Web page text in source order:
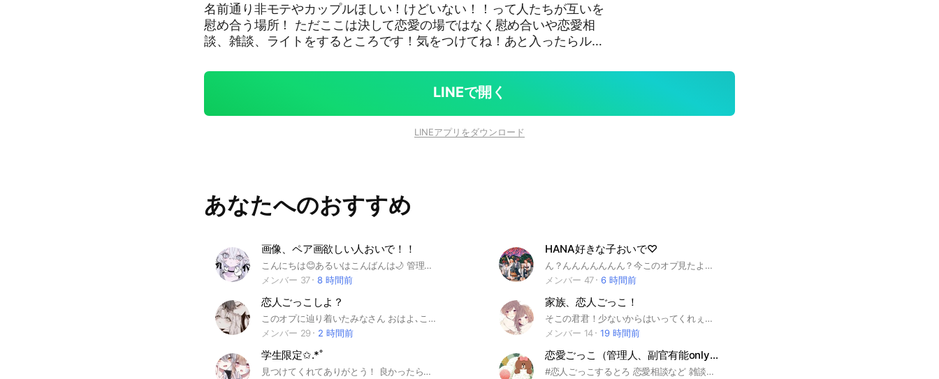
名前通り非モテやカップルほしい！けどいない！！って人たちが互いを
慰め合う場所！ ただここは決して恋愛の場ではなく慰め合いや恋愛相
談、雑談、ライトをするところです！気をつけてね！あと入ったらルー
は学生層メインだけど大人も子供もよってらっしゃい！見てらっしゃ
ch #スイッチ #オンライン #オンラインゲーム #遊ぶ #気軽 #やり
LINEで開く
LINEアプリをダウンロード
あなたへのおすすめ
画像、ペア画欲しい人おいで！！
こんにちは😊あるいはこんばんは🌙 管理人の海月姫唯だよ！！ ここのオープンチャットは、画像、ペア画、背景画像、エモい画像などが欲しい人が集まる場所だよ！！ ルールを説明するね！（多分そんなにないと思うよ） ダメなこと❌ 荒らし❌（ほんとにやめて） 即抜け❌ ほんとに即抜けやめてください😭 多いんです😭😭😭😭😭😭😭 いじめ❌ 宣伝求め❌ 人が嫌がることはやめてください いいこと〇 雑談〇 画像提供〇ノートに画像を投稿してください！ これくらいかな ちなみに私は管理人になることが始めてだから何をしたらいいか分からないと思うののでよかったら色々教えてください 中で待ってるよ 目標30人 作成2026年3月24日 20人突破 2026年4月13日 30人突破2026年7月19日 #画像 #可愛い画像 #ペア画
メンバー 37
8 時間前
HANA好きな子おいで♡
ん？んんんんんんん？今このオプ見たよね？ ここまで見ちゃったんなら、説明を見てね⭐︎ やっぽー！管理人のYURIらぶだよん🩷このオプみんなでHANAの話をしたり、仲を深めたり、色々話したりするオプだよ！ どこのオプに入ろうか悩んでるそこの君🫵 ここのオプに入りな！笑みんなで最高に楽しいオプにしよーね！#HANA#最高
メンバー 47
6 時間前
恋人ごっこしよ？
このオプに辿り着いたみなさん おはよ､こんにちは､こんばんは！ 管理人の亜蝶です^ ^ 詳細はオプの大事なノートに書いてあるんで必ず確認してくださいね？ ここの管理人さんは基本的に適当にゆる〜くみんなと仲良くして行きたい人なんでよろしくっ！ あ、でも、初期アイコン禁止なんでそこだけよろしくっ！ 合わなかった人のために即抜けはオッケーにします！悲しけど……抜ける時は一声ほしいなっ 人数増えたらライトとか副官とかサブトークもバンバン増やしていく予定です^ ^ ただ人数多いと管理人さんキャパオーバーしちゃうんで笑 定員数40人！早めに来なよ⁇ 〜作成日〜 2026年6月25日 午前0時45分 #恋人ごっこ #雑談 #相談
メンバー 29
2 時間前
家族、恋人ごっこ！
そこの君君！少ないからはいってくれぇぇぇ！入ってくれたらえーと、うーんなんかやる！！だからきて！ 家族ごっこや恋人ごっこをする場所 即抜けはぁやめてほしいなぁ なに？まだみてる？ あと少し！ ここまでタップお疲れ様ー ここまでやったのならはいるよね？ はいってね！ なかで待ってるよ #雑談 #恋愛
メンバー 14
19 時間前
学生限定✩.*˚
見つけてくれてありがとう！ 良かったら入ってみない？？ 動かしてくれる人も見てるだけって人も みんな大歓迎！！ ライトしたいっ！しよー！！ 雑談、恋バナ、ゲームなど 好きなことを話そ〜！タメロ全然OK 荒らし❌即抜け出来れば❌出会い厨❌ #雑談#相談#恋バナ#非リア#リア充 #ペア画#ネ友#ライブトーク#中学生#学生
恋愛ごっこ（管理人、副官有能only）
#恋人ごっこするとろ 恋愛相談など 雑談もOK 荒らしなどは即蹴り、有能な管理人副管理人しかいないので安心して話せるよ〜 ルールは細かく決めないから安心してね ほかは自由でーす！ #恋愛 #学生 #大人 #雑談 #恋人ごっこ #彼氏 #彼女 #友達 #恋バナ